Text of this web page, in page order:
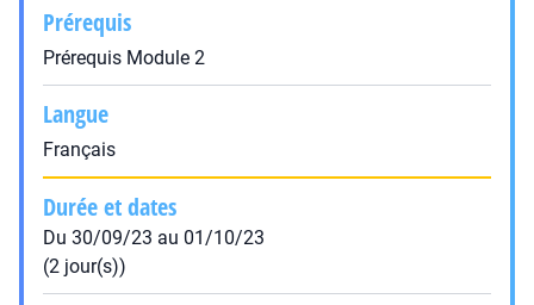
Prérequis
Prérequis Module 2
Langue
Français
Durée et dates
Du 30/09/23 au 01/10/23
(2 jour(s))